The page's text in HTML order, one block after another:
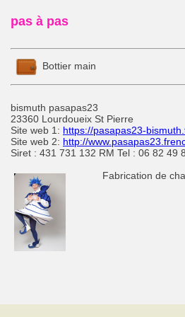
pas à pas
Bottier main
bismuth pasapas23
23360 Lourdoueix St Pierre
Site web 1: https://pasapas23-
Site web 2: http://
Siret : 431 731 132 RM Tel : 06 82
Fabrication de